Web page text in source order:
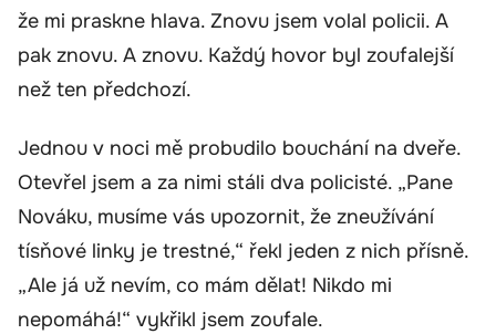
že mi praskne hlava. Znovu jsem volal policii. A
pak znovu. A znovu. Každý hovor byl zoufalejší
než ten předchozí.
Jednou v noci mě probudilo bouchání na dveře.
Otevřel jsem a za nimi stáli dva policisté. „Pane
Nováku, musíme vás upozornit, že zneužívání
tísňové linky je trestné,“ řekl jeden z nich přísně.
„Ale já už nevím, co mám dělat! Nikdo mi
nepomáhá!“ vykřikl jsem zoufale.